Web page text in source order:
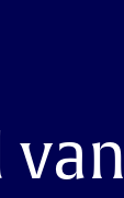
van